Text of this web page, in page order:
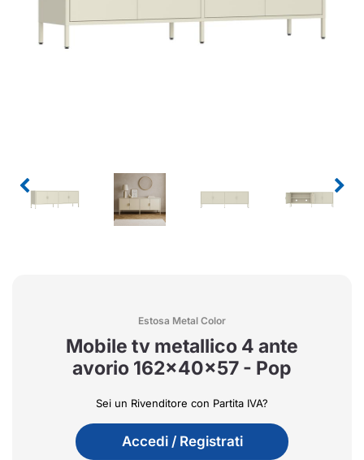
Estosa Metal Color
Mobile tv metallico 4 ante
avorio 162x40x57 - Pop
Sei un Rivenditore con Partita IVA?
Accedi / Registrati